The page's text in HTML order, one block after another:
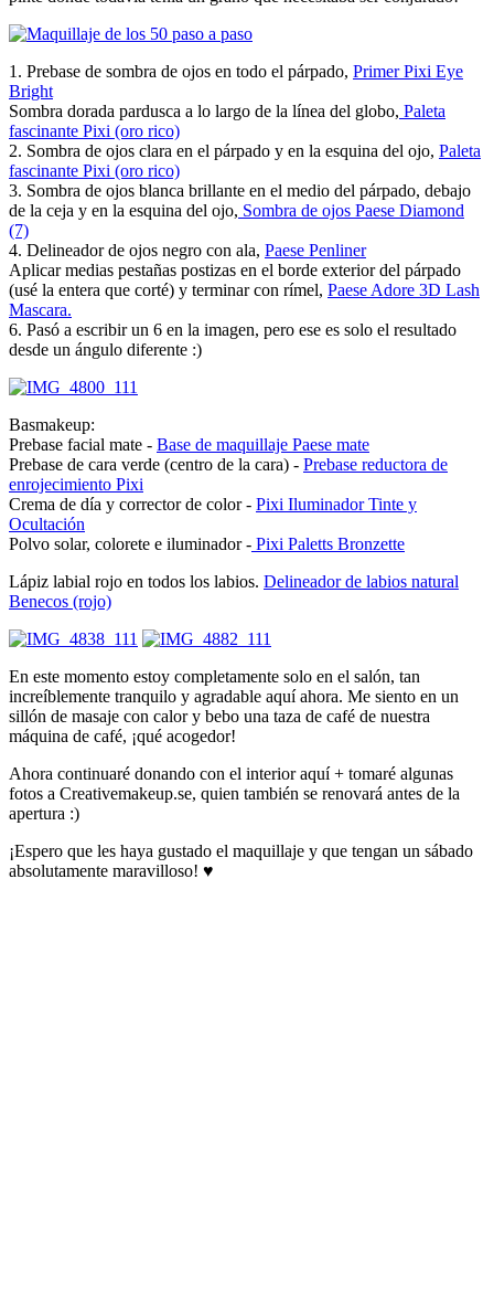
1. Prebase de sombra de ojos en todo el párpado, Primer Pixi Eye
Bright
Sombra dorada pardusca a lo largo de la línea del globo, Paleta
fascinante Pixi (oro rico)
2. Sombra de ojos clara en el párpado y en la esquina del ojo, Paleta
fascinante Pixi (oro rico)
3. Sombra de ojos blanca brillante en el medio del párpado, debajo
de la ceja y en la esquina del ojo, Sombra de ojos Paese Diamond
(7)
4. Delineador de ojos negro con ala, Paese Penliner
Aplicar medias pestañas postizas en el borde exterior del párpado
(usé la entera que corté) y terminar con rímel, Paese Adore 3D Lash
Mascara.
6. Pasó a escribir un 6 en la imagen, pero ese es solo el resultado
desde un ángulo diferente :)
Basmakeup:
Prebase facial mate - Base de maquillaje Paese mate
Prebase de cara verde (centro de la cara) - Prebase reductora de
enrojecimiento Pixi
Crema de día y corrector de color - Pixi Iluminador Tinte y
Ocultación
Polvo solar, colorete e iluminador - Pixi Paletts Bronzette
Lápiz labial rojo en todos los labios. Delineador de labios natural
Benecos (rojo)
En este momento estoy completamente solo en el salón, tan
increíblemente tranquilo y agradable aquí ahora. Me siento en un
sillón de masaje con calor y bebo una taza de café de nuestra
máquina de café, ¡qué acogedor!
Ahora continuaré donando con el interior aquí + tomaré algunas
fotos a Creativemakeup.se, quien también se renovará antes de la
apertura :)
¡Espero que les haya gustado el maquillaje y que tengan un sábado
absolutamente maravilloso! ♥